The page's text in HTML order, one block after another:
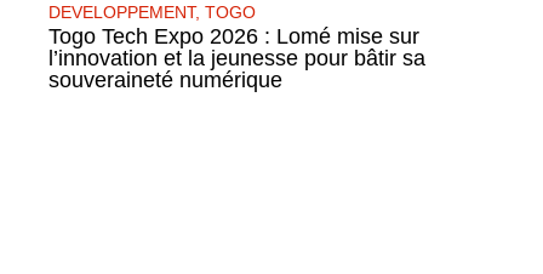
DEVELOPPEMENT, TOGO
Togo Tech Expo 2026 : Lomé mise sur
l’innovation et la jeunesse pour bâtir sa
souveraineté numérique